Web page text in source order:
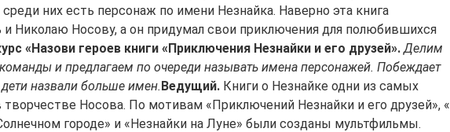
них есть персонаж по имени Незнайка. Наверно эта книга
и Николаю Носову, а он придумал свои приключения для полюбившихся
«Назови героев книги «Приключения Незнайки и его друзей». Делим
и предлагаем по очереди называть имена персонажей. Побеждает
назвали больше имен.Ведущий. Книги о Незнайке одни из самых
Носова. По мотивам «Приключений Незнайки и его друзей», «
городе» и «Незнайки на Луне» были созданы мультфильмы.